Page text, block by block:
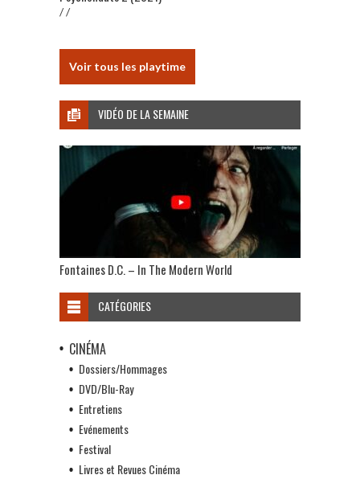
/ /
Voir tous les playtime
VIDÉO DE LA SEMAINE
Fontaines D.C. – In The Modern World
CATÉGORIES
CINÉMA
Dossiers/Hommages
DVD/Blu-Ray
Entretiens
Evénements
Festival
Livres et Revues Cinéma